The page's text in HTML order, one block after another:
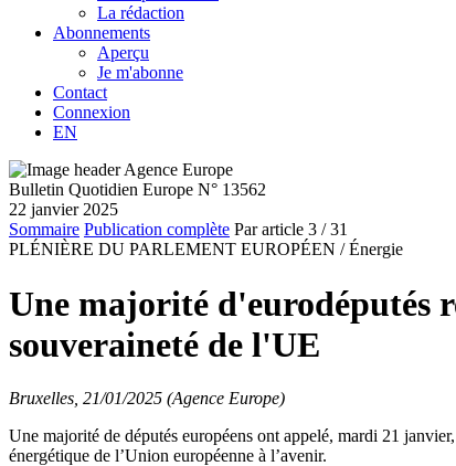
La rédaction
Abonnements
Aperçu
Je m'abonne
Contact
Connexion
EN
Bulletin Quotidien Europe N° 13562
22 janvier 2025
Sommaire Publication complète Par article 3 / 31
PLÉNIÈRE DU PARLEMENT EUROPÉEN / Énergie
Une majorité d'eurodéputés
souveraineté de l'UE
Bruxelles, 21/01/2025 (Agence Europe)
Une majorité de députés européens ont appelé, mardi 21
énergétique de l’Union européenne à l’avenir.